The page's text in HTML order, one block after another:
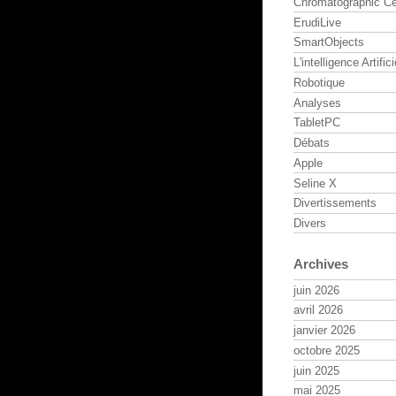
ErudiLive
SmartObjects
L'intelligence
Robotique
Analyses
TabletPC
Débats
Apple
Seline X
Divertissements
Divers
Archives
juin 2026
avril 2026
janvier 2026
octobre 2025
juin 2025
mai 2025